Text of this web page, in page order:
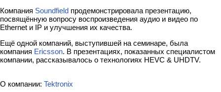
Компания Soundfield продемонстрировала презентацию,
посвящённую вопросу воспроизведения аудио и видео по
Ethernet и IP и улучшения их качества.
Ещё одной компаний, выступившей на семинаре, была
компания Ericsson. В презентациях, показанных специалистом
компании, рассказывалось о технологиях HEVC & UHDTV.
О компании: Tektronix